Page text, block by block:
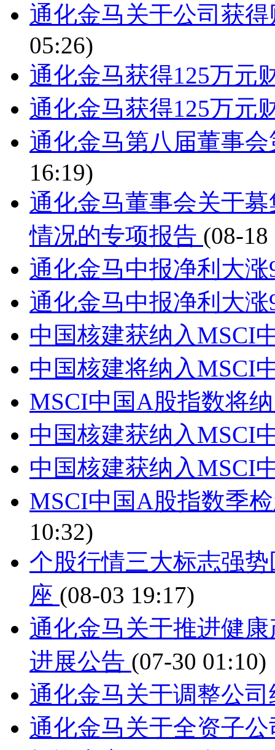
通化金马关于公司获
05:26)
通化金马获得125万元
通化金马获得125万元
通化金马第八届董事
16:19)
通化金马董事会关于
情况的专项报告 (08-18
通化金马中报净利大
通化金马中报净利大
中国核建获纳入MSCI
中国核建将纳入MSCI
MSCI中国A股指数将
中国核建获纳入MSCI
中国核建获纳入MSCI
MSCI中国A股指数季
10:32)
个股行情三大标志强
座 (08-03 19:17)
通化金马关于推进健
进展公告 (07-30 01:10)
通化金马关于调整公
通化金马关于全资子